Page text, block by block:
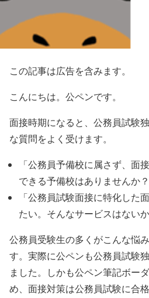
この記事は広告を含みます。
こんにちは。公ペンです。
面接時期になると、公務員試験
な質問をよく受けます。
「公務員予備校に属さず、面
できる予備校はありませんか？
「公務員試験面接に特化した
たい。そんなサービスはないか
公務員受験生の多くがこんな悩
す。実際に公ペンも公務員試験
ました。しかも公ペン筆記ボー
め、面接対策は公務員試験に合